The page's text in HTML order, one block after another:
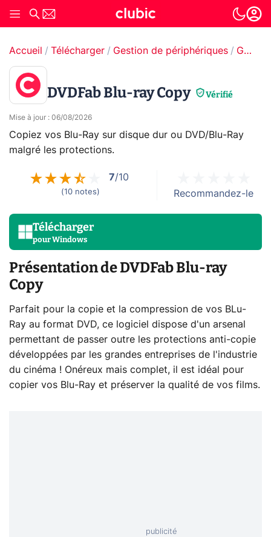
Accueil Télécharger Gestion de périphériques Gestion CD, DVD & Blu-ray
DVDFab Blu-ray Copy Vérifié
Mise à jour : 06/08/2026
Copiez vos Blu-Ray sur disque dur ou DVD/Blu-Ray
malgré les protections.
7/10
(10 notes) Recommandez-le
Télécharger
pourWindows
Présentation de DVDFab Blu-ray
Copy
Parfait pour la copie et la compression de vos BLu-
Ray au format DVD, ce logiciel dispose d'un arsenal
permettant de passer outre les protections anti-copie
développées par les grandes entreprises de l'industrie
du cinéma ! Onéreux mais complet, il est idéal pour
copier vos Blu-Ray et préserver la qualité de vos films.